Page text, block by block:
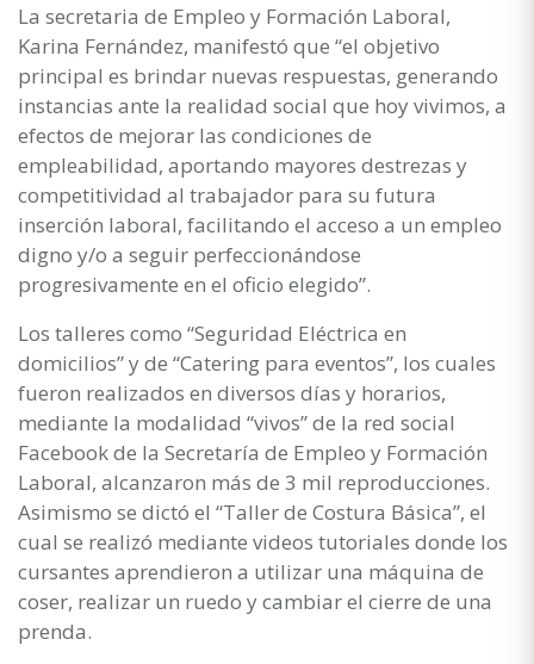
La secretaria de Empleo y Formación Laboral,
Karina Fernández, manifestó que “el objetivo
principal es brindar nuevas respuestas, generando
instancias ante la realidad social que hoy vivimos, a
efectos de mejorar las condiciones de
empleabilidad, aportando mayores destrezas y
competitividad al trabajador para su futura
inserción laboral, facilitando el acceso a un empleo
digno y/o a seguir perfeccionándose
progresivamente en el oficio elegido”.
Los talleres como “Seguridad Eléctrica en
domicilios” y de “Catering para eventos”, los cuales
fueron realizados en diversos días y horarios,
mediante la modalidad “vivos” de la red social
Facebook de la Secretaría de Empleo y Formación
Laboral, alcanzaron más de 3 mil reproducciones.
Asimismo se dictó el “Taller de Costura Básica”, el
cual se realizó mediante videos tutoriales donde los
cursantes aprendieron a utilizar una máquina de
coser, realizar un ruedo y cambiar el cierre de una
prenda.